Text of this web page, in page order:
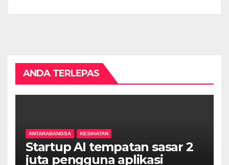
ANDA TERLEPAS
ANTARABANGSA KESIHATAN
Startup AI tempatan sasar 2
juta pengguna aplikasi